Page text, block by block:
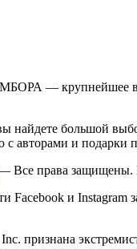
— крупнейшее
найдете большой
с авторами и подарки
Все права защищены.
Facebook и Instagram
признана